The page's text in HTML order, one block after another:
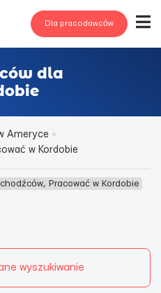
Dla pracodawców
dla
Ameryce
w Kordobie
Pracować w Kordobie
wyszukiwanie